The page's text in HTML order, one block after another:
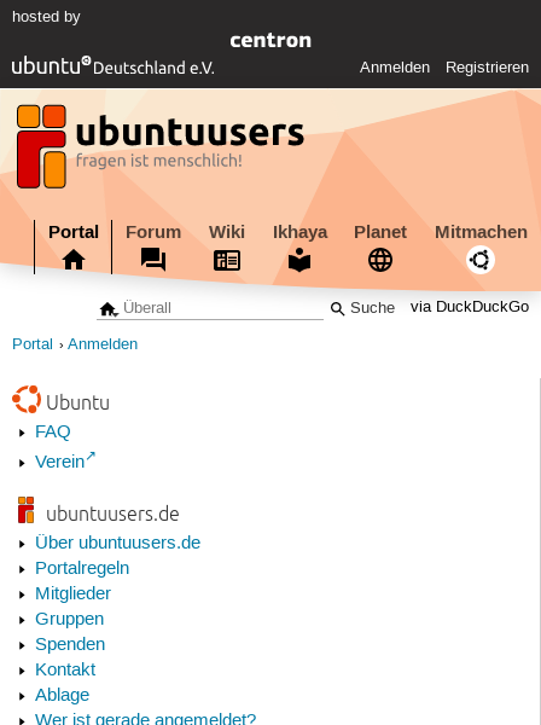
hosted by
Anmelden Registrieren
Portal Forum Wiki Ikhaya Planet Mitmachen
via DuckDuckGo
Portal Anmelden
Ubuntu
FAQ
Verein
ubuntuusers.de
Über ubuntuusers.de
Portalregeln
Mitglieder
Gruppen
Spenden
Kontakt
Ablage